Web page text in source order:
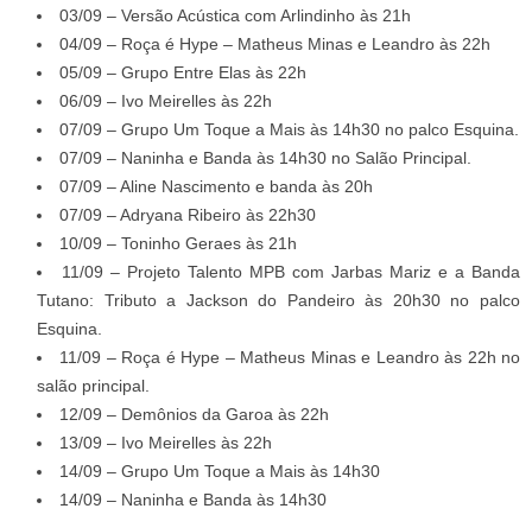
03/09 – Versão Acústica com Arlindinho às 21h
04/09 – Roça é Hype – Matheus Minas e Leandro às 22h
05/09 – Grupo Entre Elas às 22h
06/09 – Ivo Meirelles às 22h
07/09 – Grupo Um Toque a Mais às 14h30 no palco Esquina.
07/09 – Naninha e Banda às 14h30 no Salão Principal.
07/09 – Aline Nascimento e banda às 20h
07/09 – Adryana Ribeiro às 22h30
10/09 – Toninho Geraes às 21h
11/09 – Projeto Talento MPB com Jarbas Mariz e a Banda
Tutano: Tributo a Jackson do Pandeiro às 20h30 no palco
Esquina.
11/09 – Roça é Hype – Matheus Minas e Leandro às 22h no
salão principal.
12/09 – Demônios da Garoa às 22h
13/09 – Ivo Meirelles às 22h
14/09 – Grupo Um Toque a Mais às 14h30
14/09 – Naninha e Banda às 14h30